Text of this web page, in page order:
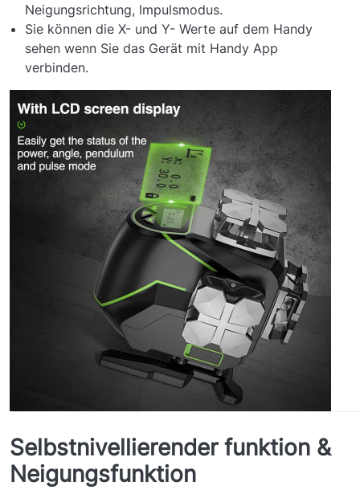
Neigungsrichtung, Impulsmodus.
Sie können die X- und Y- Werte auf dem Handy
sehen wenn Sie das Gerät mit Handy App
verbinden.
Selbstnivellierender funktion &
Neigungsfunktion